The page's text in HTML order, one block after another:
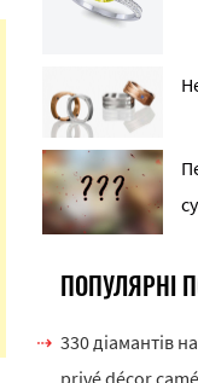
ПОПУЛЯРНІ
330 діамантів